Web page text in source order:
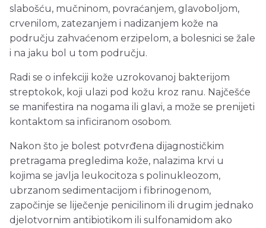
slabošću, mučninom, povraćanjem, glavoboljom,
crvenilom, zatezanjem i nadizanjem kože na
području zahvaćenom erzipelom, a bolesnici se žale
i na jaku bol u tom području.
Radi se o infekciji kože uzrokovanoj bakterijom
streptokok, koji ulazi pod kožu kroz ranu. Najčešće
se manifestira na nogama ili glavi, a može se prenijeti
kontaktom sa inficiranom osobom.
Nakon što je bolest potvrđena dijagnostičkim
pretragama pregledima kože, nalazima krvi u
kojima se javlja leukocitoza s polinukleozom,
ubrzanom sedimentacijom i fibrinogenom,
započinje se liječenje penicilinom ili drugim jednako
djelotvornim antibiotikom ili sulfonamidom ako